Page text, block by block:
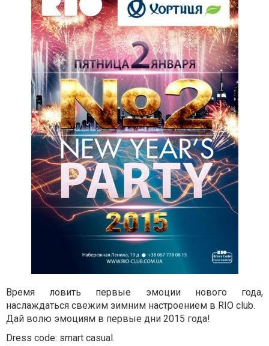
Время ловить первые эмоции нового года,
наслаждаться свежим зимним настроением в RIO club.
Дай волю эмоциям в первые дни 2015 года!
Dress code: smart casual.